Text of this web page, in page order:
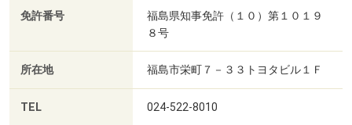
免許番号
福島県知事免許（１０）第１０１９
８号
所在地 福島市栄町７－３３トヨタビル１Ｆ
TEL 024-522-8010